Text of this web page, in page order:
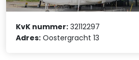
KvK nummer: 32112297
Adres: Oostergracht 13